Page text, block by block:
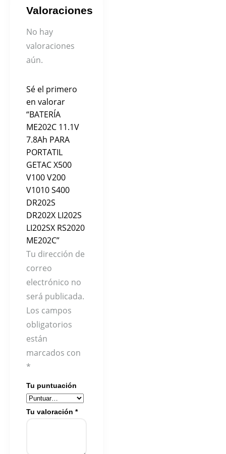
Valoraciones
No hay
valoraciones
aún.
Sé el primero
en valorar
“BATERÍA
ME202C 11.1V
7.8Ah PARA
PORTATIL
GETAC X500
V100 V200
V1010 S400
DR202S
DR202X LI202S
LI202SX RS2020
ME202C”
Tu dirección de
correo
electrónico no
será publicada.
Los campos
obligatorios
están
marcados con
*
Tu puntuación
Tu valoración *